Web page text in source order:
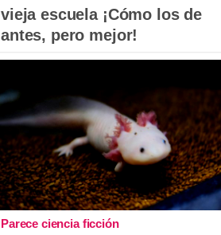
vieja escuela ¡Cómo los de
antes, pero mejor!
Parece ciencia ficción